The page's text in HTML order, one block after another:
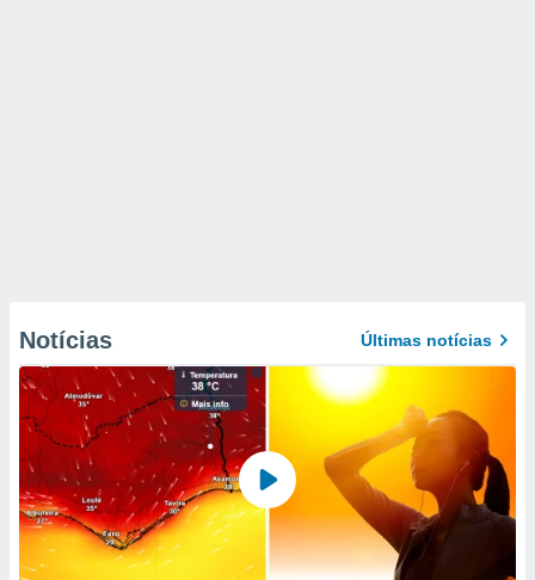
Notícias Últimas notícias